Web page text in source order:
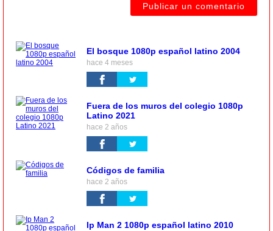
El bosque 1080p español latino 2004
hace 4 meses
Fuera de los muros del colegio 1080p
Latino 2021
hace 2 años
Códigos de familia
hace 2 años
Ip Man 2 1080p español latino 2010